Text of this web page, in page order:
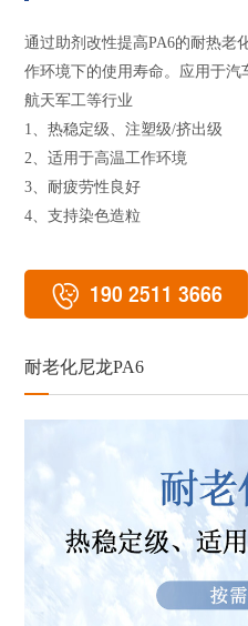
通过助剂改性提高PA6的耐热老
作环境下的使用寿命。应用于汽
航天军工等行业
1、热稳定级、注塑级/挤出级
2、适用于高温工作环境
3、耐疲劳性良好
4、支持染色造粒
190 2511 3666
耐老化尼龙PA6